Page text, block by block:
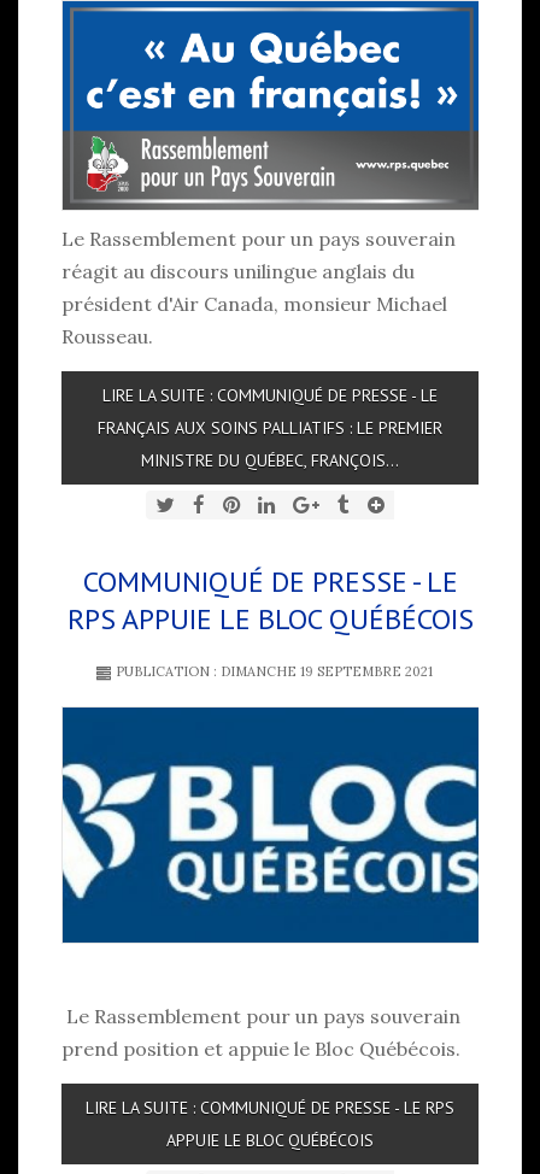
Le Rassemblement pour un pays souverain
réagit au discours unilingue anglais du
président d'Air Canada, monsieur Michael
Rousseau.
LIRE LA SUITE : COMMUNIQUÉ DE PRESSE - LE
FRANÇAIS AUX SOINS PALLIATIFS : LE PREMIER
MINISTRE DU QUÉBEC, FRANÇOIS...
COMMUNIQUÉ DE PRESSE - LE
RPS APPUIE LE BLOC QUÉBÉCOIS
PUBLICATION : DIMANCHE 19 SEPTEMBRE 2021
Le Rassemblement pour un pays souverain
prend position et appuie le Bloc Québécois.
LIRE LA SUITE : COMMUNIQUÉ DE PRESSE - LE RPS
APPUIE LE BLOC QUÉBÉCOIS